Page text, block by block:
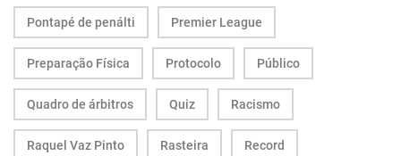
Pontapé de penálti Premier League
Preparação Física Protocolo Público
Quadro de árbitros Quiz Racismo
Raquel Vaz Pinto Rasteira Record